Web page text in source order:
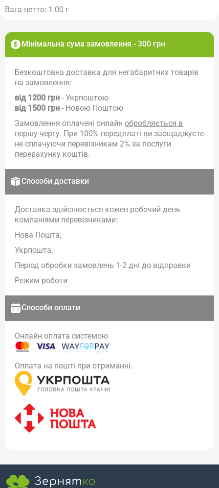
Мінімальна сума замовлення - 300 грн
Безкоштовна доставка для негабаритних товарів
на замовлення:
від 1200 грн - Укрпоштою
від 1500 грн - Новою Поштою
Замовлення оплачені онлайн обробляється в
першу чергу. При 100% передплаті ви заощаджуєте
не сплачуючи перевізникам 2% за послуги
перерахунку коштів.
Способи доставки
Доставка здійснюється кожен робочий день
компаніями перевізниками:
Нова Пошта;
Укрпошта;
Період обробки замовлень 1-2 дні до відправки
Режим роботи
Способи оплати
Онлайн оплата системою
Оплата на пошті при отриманні.
Вага нетто: 1.00 г